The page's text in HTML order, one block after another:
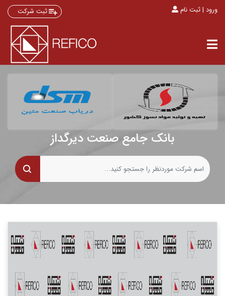
ورود | ثبت نام ثبت شرکت
بانک جامع صنعت دیرگداز